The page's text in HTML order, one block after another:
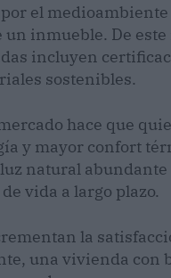
el
inmueble. De
incluyen
sostenibles.
hace que
y mayor confort
natural
vida a largo plazo.
la
una vivienda con